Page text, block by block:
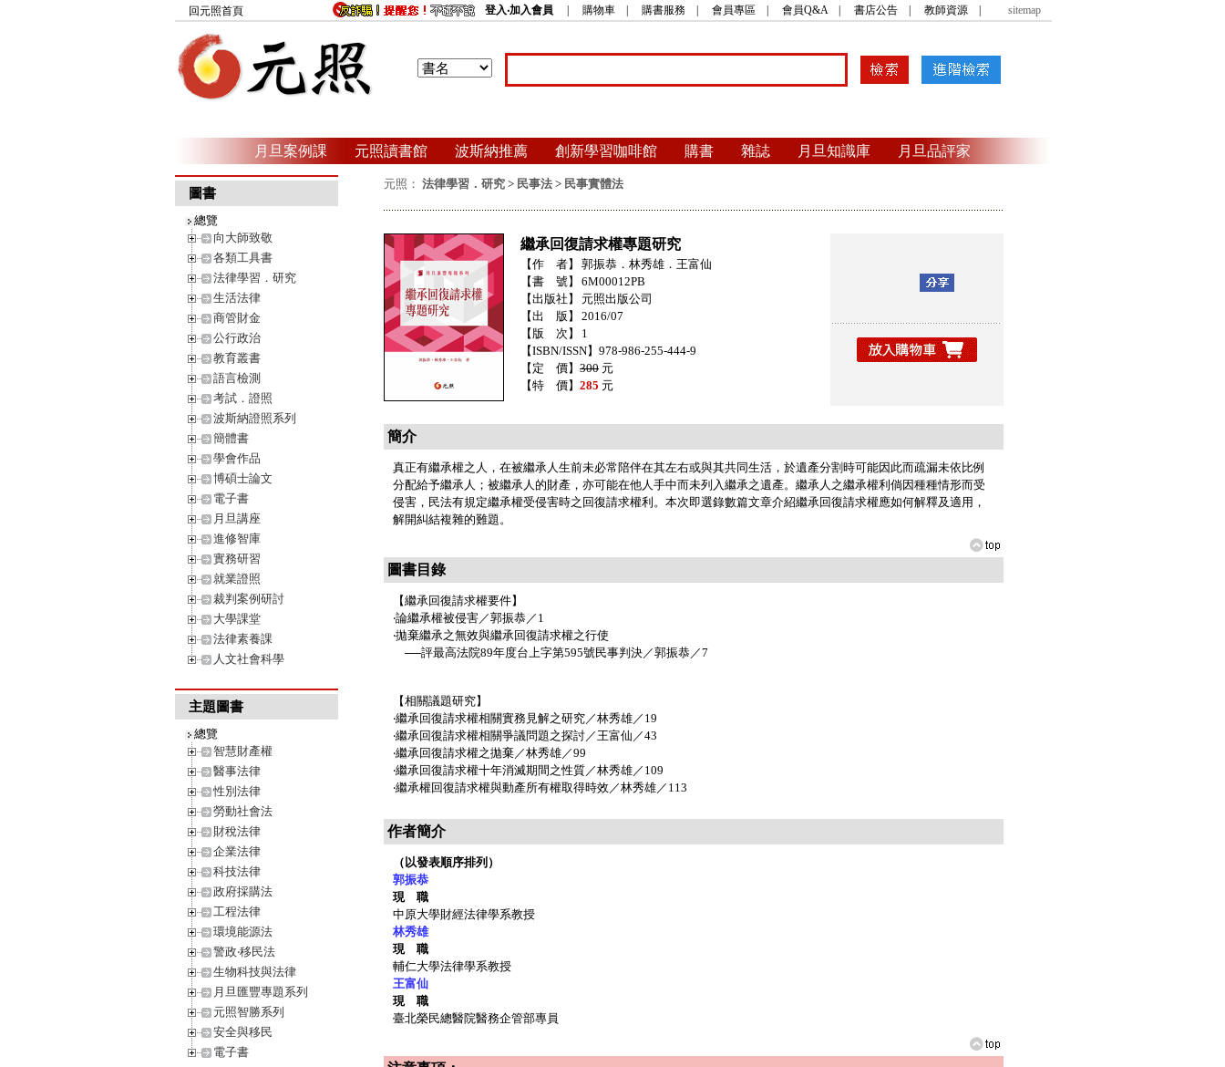
回元照首頁 登入‧加入會員 購物車 購書服務 會員專區 會員Q&A| 書店公告 教師資源 sitemap
月旦案例課 元照讀書館 波斯納推薦 創新學習咖啡館 購書 雜誌 月旦知識庫 月旦品評家
圖書
總覽
向大師致敬
各類工具書
法律學習．研究
生活法律
商管財金
公行政治
教育叢書
語言檢測
考試．證照
波斯納證照系列
簡體書
學會作品
博碩士論文
電子書
月旦講座
進修智庫
實務研習
就業證照
裁判案例研討
大學課堂
法律素養課
人文社會科學
主題圖書
總覽
智慧財產權
醫事法律
性別法律
勞動社會法
財稅法律
企業法律
科技法律
政府採購法
工程法律
環境能源法
警政‧移民法
生物科技與法律
月旦匯豐專題系列
元照智勝系列
安全與移民
電子書
元照： 法律學習．研究 > 民事法 > 民事實體法
繼承回復請求權專題研究
【作 者】
郭振恭．林秀雄．王富仙
【書 號】
6M00012PB
【出版社】
元照出版公司
【出 版】
2016/07
【版 次】
1
【ISBN/ISSN】978-986-255-444-9
【定 價】 300 元
【特 價】 285 元
簡介
真正有繼承權之人，在被繼承人生前未必常陪伴在其左右或與其共同生活，於遺產分割時可能因此而疏漏未依比例
分配給予繼承人；被繼承人的財產，亦可能在他人手中而未列入繼承之遺產。繼承人之繼承權利倘因種種情形而受
侵害，民法有規定繼承權受侵害時之回復請求權利。本次即選錄數篇文章介紹繼承回復請求權應如何解釋及適用，
解開糾結複雜的難題。
圖書目錄
【繼承回復請求權要件】
‧論繼承權被侵害／郭振恭／1
‧拋棄繼承之無效與繼承回復請求權之行使
──評最高法院89年度台上字第595號民事判決／郭振恭／7
【相關議題研究】
‧繼承回復請求權相關實務見解之研究／林秀雄／19
‧繼承回復請求權相關爭議問題之探討／王富仙／43
‧繼承回復請求權之拋棄／林秀雄／99
‧繼承回復請求權十年消滅期間之性質／林秀雄／109
‧繼承權回復請求權與動產所有權取得時效／林秀雄／113
作者簡介
（以發表順序排列）
郭振恭
現 職
中原大學財經法律學系教授
林秀雄
現 職
輔仁大學法律學系教授
王富仙
現 職
臺北榮民總醫院醫務企管部專員